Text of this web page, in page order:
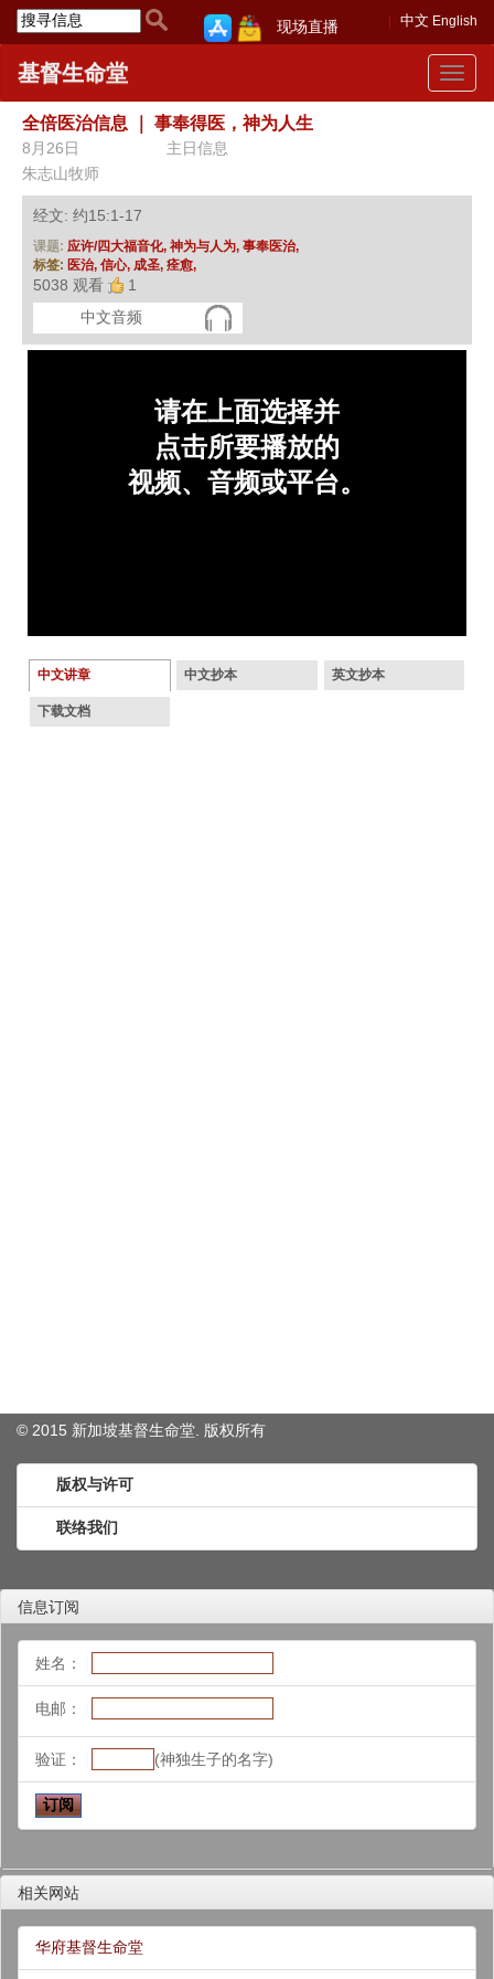
中文 English
现场直播
Toggle
基督生命堂
全倍医治信息 事奉得医，神为人生
8月26日
主日信息
朱志山牧师
经文: 约15:1-17
课题: 应许/四大福音化, 神为与人为, 事奉医治,
标签: 医治, 信心, 成圣, 痊愈,
5038 观看
1
中文音频
中文讲章 中文抄本 英文抄本
下载文档
© 2015 新加坡基督生命堂. 版权所有
版权与许可
联络我们
信息订阅
姓名：
电邮：
验证： (神独生子的名字)
相关网站
华府基督生命堂